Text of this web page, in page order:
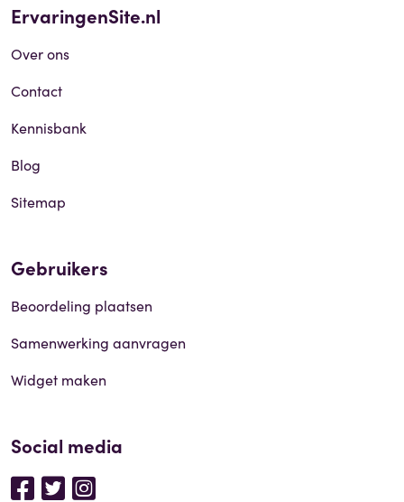
ErvaringenSite.nl
Over ons
Contact
Kennisbank
Blog
Sitemap
Gebruikers
Beoordeling plaatsen
Samenwerking aanvragen
Widget maken
Social media